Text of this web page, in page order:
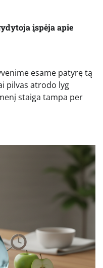
įspėja apie
esame patyrę tą
pilvas atrodo lyg
staiga tampa per